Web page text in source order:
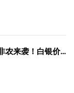
农来袭！白银价
月新高